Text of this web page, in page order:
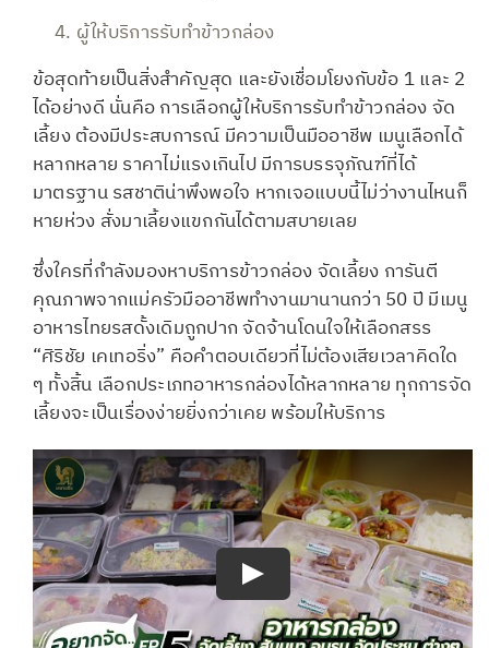
ผู้ให้บริการรับทำข้าวกล่อง
ข้อสุดท้ายเป็นสิ่งสำคัญสุด และยังเชื่อมโยงกับข้อ 1 และ 2
ได้อย่างดี นั่นคือ การเลือกผู้ให้บริการรับทำข้าวกล่อง จัด
เลี้ยง ต้องมีประสบการณ์ มีความเป็นมืออาชีพ เมนูเลือกได้
หลากหลาย ราคาไม่แรงเกินไป มีการบรรจุภัณฑ์ที่ได้
มาตรฐาน รสชาติน่าพึงพอใจ หากเจอแบบนี้ไม่ว่างานไหนก็
หายห่วง สั่งมาเลี้ยงแขกกันได้ตามสบายเลย
ซึ่งใครที่กำลังมองหาบริการข้าวกล่อง จัดเลี้ยง การันตี
คุณภาพจากแม่ครัวมืออาชีพทำงานมานานกว่า 50 ปี มีเมนู
อาหารไทยรสดั้งเดิมถูกปาก จัดจ้านโดนใจให้เลือกสรร
“ศิริชัย เคเทอริ่ง” คือคำตอบเดียวที่ไม่ต้องเสียเวลาคิดใด
ๆ ทั้งสิ้น เลือกประเภทอาหารกล่องได้หลากหลาย ทุกการจัด
เลี้ยงจะเป็นเรื่องง่ายยิ่งกว่าเคย พร้อมให้บริการ
Play